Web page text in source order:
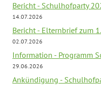
Bericht - Schulhofparty
14.07.2026
Bericht - Elternbrief zum
02.07.2026
Information - Programm
29.06.2026
Ankündigung -